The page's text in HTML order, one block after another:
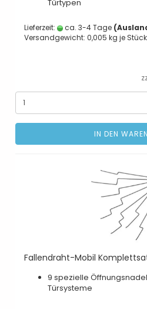
Türtypen
Lieferzeit: ca. 3-4 Tage
Versandgewicht:0,005 kg je Stück
IN DEN
Fallendraht-Mobil
9 spezielle
Türsysteme